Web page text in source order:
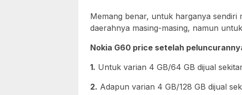
Memang benar, untuk harganya sendiri
daerahnya masing-masing, namun
Nokia G60 price setelah
1. Untuk varian 4 GB/64 GB dijual
2. Adapun varian 4 GB/128 GB dijual